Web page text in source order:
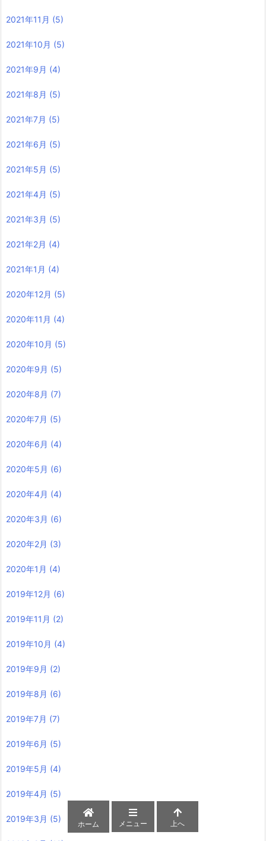
2021年11月 (5)
2021年10月 (5)
2021年9月 (4)
2021年8月 (5)
2021年7月 (5)
2021年6月 (5)
2021年5月 (5)
2021年4月 (5)
2021年3月 (5)
2021年2月 (4)
2021年1月 (4)
2020年12月 (5)
2020年11月 (4)
2020年10月 (5)
2020年9月 (5)
2020年8月 (7)
2020年7月 (5)
2020年6月 (4)
2020年5月 (6)
2020年4月 (4)
2020年3月 (6)
2020年2月 (3)
2020年1月 (4)
2019年12月 (6)
2019年11月 (2)
2019年10月 (4)
2019年9月 (2)
2019年8月 (6)
2019年7月 (7)
2019年6月 (5)
2019年5月 (4)
2019年4月 (5)
2019年3月 (5)
ホーム メニュー 上へ